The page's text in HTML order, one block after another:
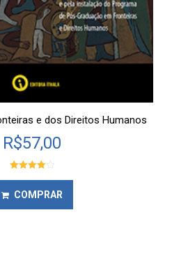
e dos Direitos Humanos
R$57,00
COMPRAR